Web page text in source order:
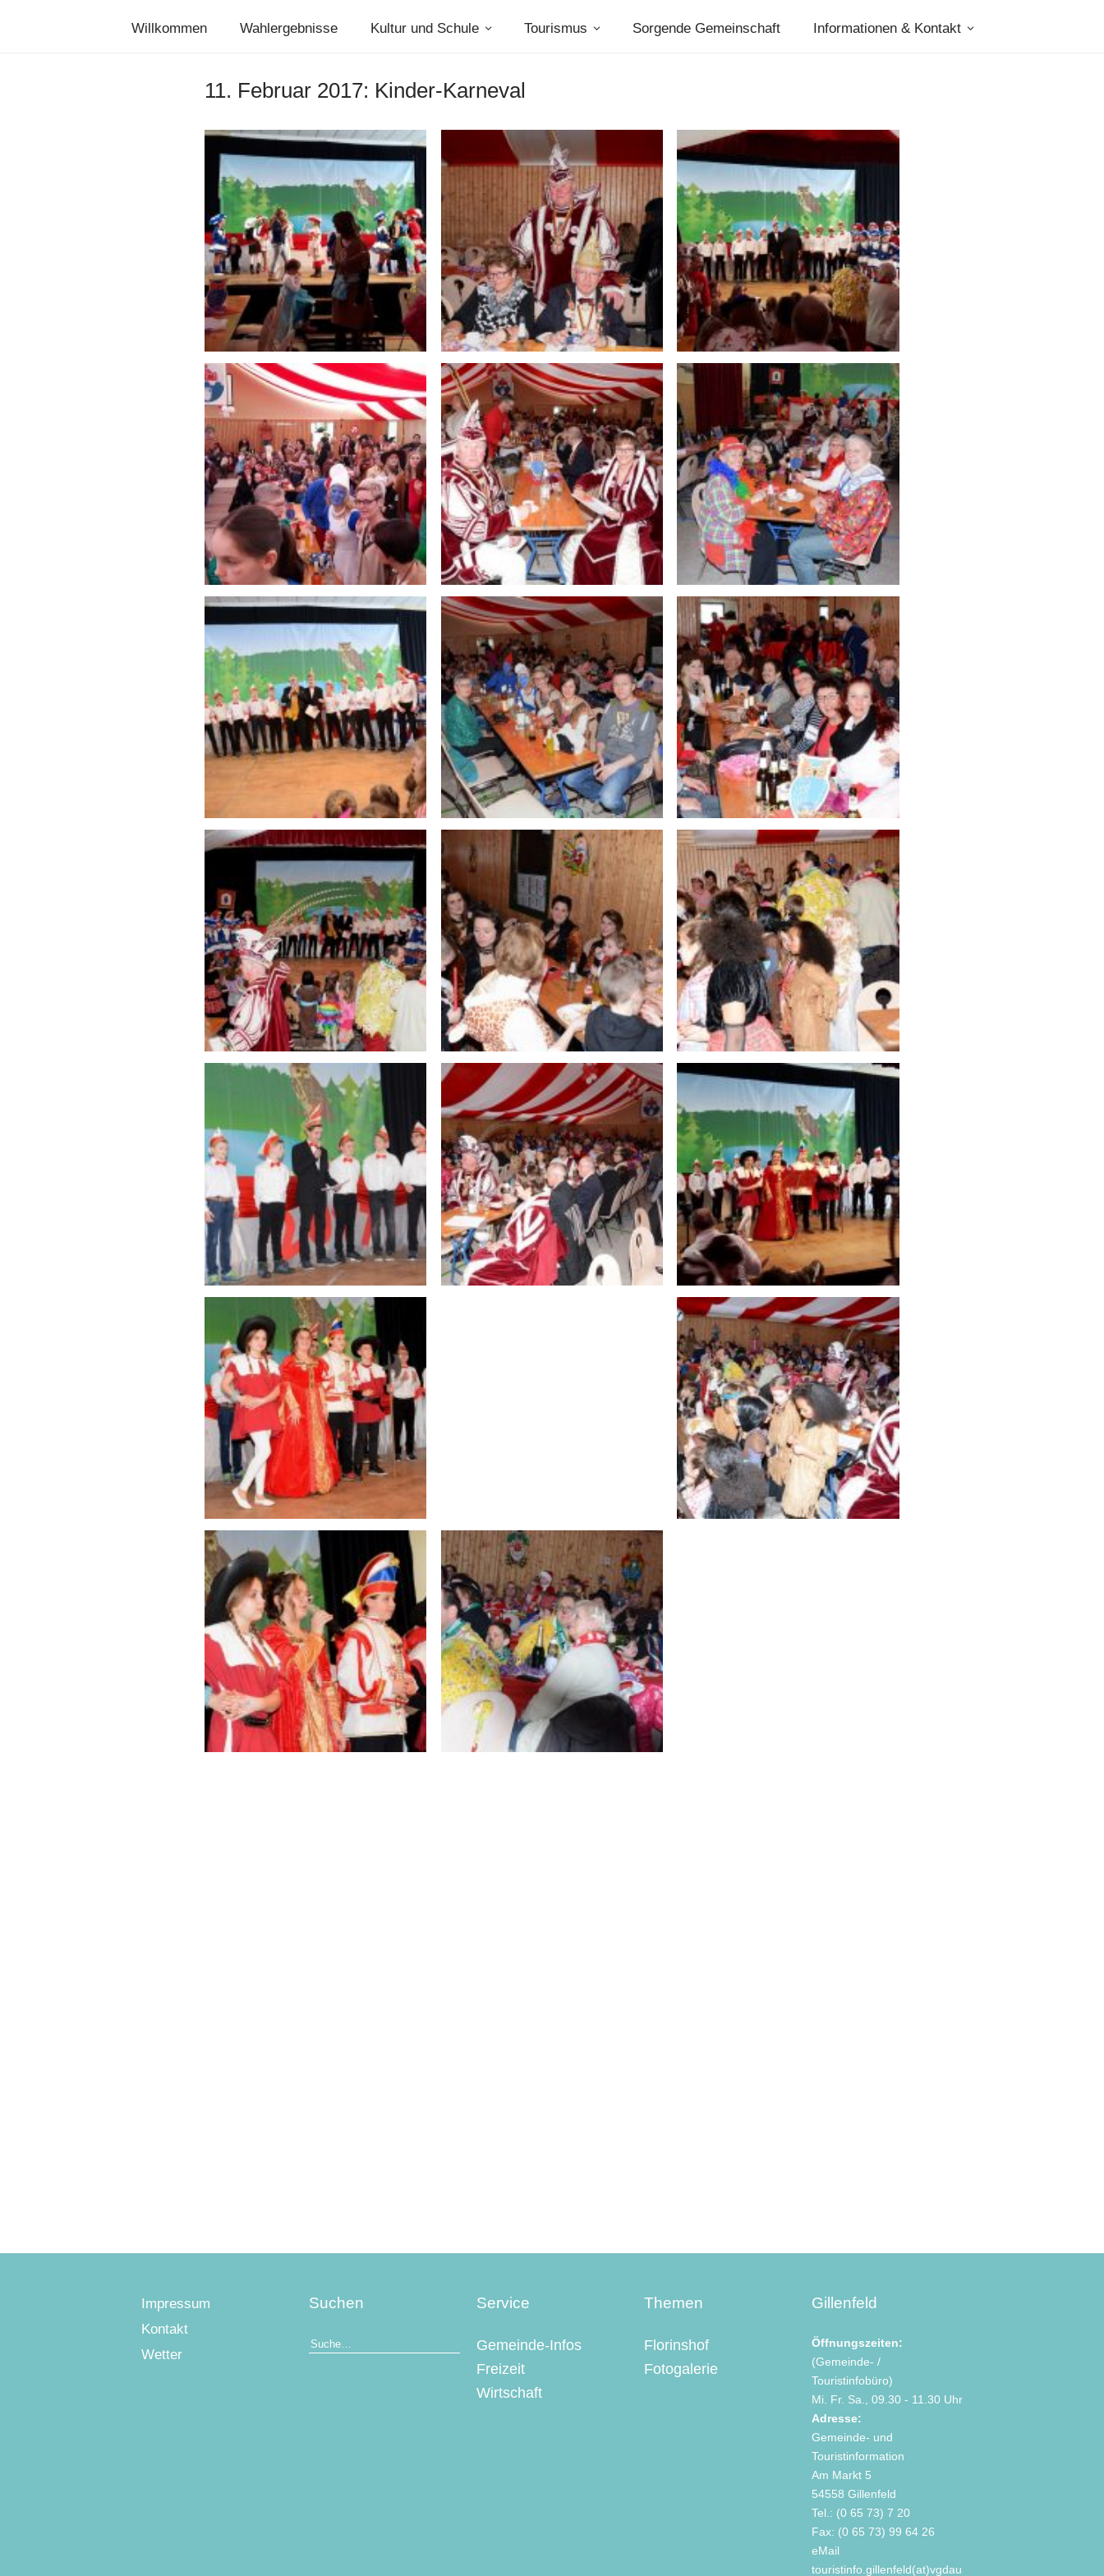
Willkommen Wahlergebnisse Kultur und Schule Tourismus Sorgende Gemeinschaft Informationen & Kontakt
11. Februar 2017: Kinder-Karneval
Impressum
Kontakt
Wetter
Suchen Service
Gemeinde-Infos
Freizeit
Wirtschaft
Themen
Florinshof
Fotogalerie
Gillenfeld
Öffnungszeiten:
(Gemeinde- /
Touristinfobüro)
Mi. Fr. Sa., 09.30 - 11.30 Uhr
Adresse:
Gemeinde- und
Touristinformation
Am Markt 5
54558 Gillenfeld
Tel.: (0 65 73) 7 20
Fax: (0 65 73) 99 64 26
eMail
touristinfo.gillenfeld(at)vgdaun.de